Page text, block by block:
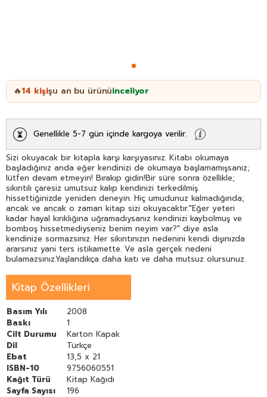
🔥14 kişişu an bu ürünüinceliyor
Genellikle 5-7 gün içinde kargoya verilir.
Sizi okuyacak bir kitapla karşı karşıyasınız. Kitabı okumaya
başladığınız anda eğer kendinizi de okumaya başlamamışsanız;
lütfen devam etmeyin! Bırakıp gidin!Bir süre sonra özellikle;
sıkıntılı çaresiz umutsuz kalıp kendinizi terkedilmiş
hissettiğinizde yeniden deneyin. Hiç umudunuz kalmadığında;
ancak ve ancak o zaman kitap sizi okuyacaktır."Eğer yeteri
kadar hayal kırıklığına uğramadıysanız kendinizi kaybolmuş ve
bomboş hissetmediyseniz benim neyim var?" diye asla
kendinize sormazsınız. Her sıkıntınızın nedenini kendi dışınızda
ararsınız yani ters istikamette. Ve asla gerçek nedeni
bulamazsınız.Yaşlandıkça daha katı ve daha mutsuz olursunuz.
"benim neyim var?" diye kendinize soracak mısınız? "Bana neler
olduğunu öğreneceğim" diyecek misiniz? İşte bu yol hepimizin
kaybettiği ama bulmak zorunda olduğu öze dönüşün yoludur.
Kitap Özellikleri
Basım Yılı
2008
Baskı
1
Cilt Durumu
Karton Kapak
Dil
Türkçe
Ebat
13,5 x 21
ISBN-10
9756060551
Kağıt Türü
Kitap Kağıdı
Sayfa Sayısı
196